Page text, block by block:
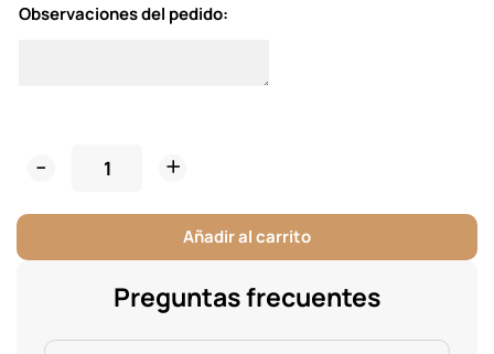
Observaciones del pedido:
Molts
Añadir al carrito
Preguntas frecuentes